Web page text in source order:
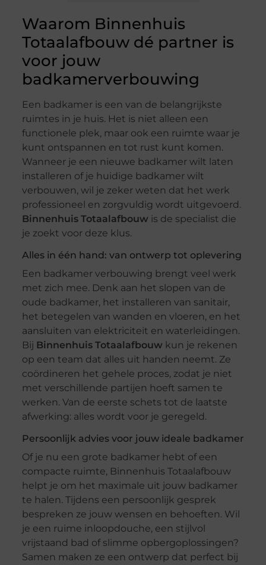
Waarom Binnenhuis
Totaalafbouw dé partner is
voor jouw
badkamerverbouwing
Een badkamer is een van de belangrijkste
ruimtes in je huis. Het is niet alleen een
functionele plek, maar ook een ruimte waar je
kunt ontspannen en tot rust kunt komen.
Wanneer je een nieuwe badkamer wilt laten
installeren of je huidige badkamer wilt
verbouwen, wil je zeker weten dat het werk
professioneel en zorgvuldig wordt uitgevoerd.
Binnenhuis Totaalafbouw is de specialist die
je zoekt voor deze klus.
Alles in één hand: van ontwerp tot oplevering
Een badkamer verbouwing brengt veel werk
met zich mee. Denk aan het slopen van de
oude badkamer, het installeren van sanitair,
het betegelen van wanden en vloeren, en het
aansluiten van elektriciteit en waterleidingen.
Bij Binnenhuis Totaalafbouw kun je rekenen
op een team dat alles uit handen neemt. Ze
coördineren het gehele proces, zodat je niet
met verschillende partijen hoeft samen te
werken. Van de eerste schets tot de laatste
afwerking: alles wordt voor je geregeld.
Persoonlijk advies voor jouw ideale badkamer
Of je nu een grote badkamer hebt of een
compacte ruimte, Binnenhuis Totaalafbouw
helpt je om het maximale uit jouw badkamer
te halen. Tijdens een persoonlijk gesprek
bespreken ze jouw wensen en behoeften. Wil
je een ruime inloopdouche, een stijlvol
vrijstaand bad of slimme opbergoplossingen?
Samen maken ze een ontwerp dat perfect bij